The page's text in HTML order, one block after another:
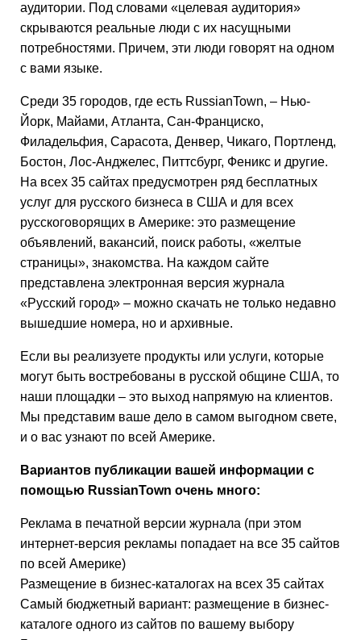
аудитории. Под словами «целевая аудитория»
скрываются реальные люди с их насущными
потребностями. Причем, эти люди говорят на одном
с вами языке.
Среди 35 городов, где есть RussianTown, – Нью-
Йорк, Майами, Атланта, Сан-Франциско,
Филадельфия, Сарасота, Денвер, Чикаго, Портленд,
Бостон, Лос-Анджелес, Питтсбург, Феникс и другие.
На всех 35 сайтах предусмотрен ряд бесплатных
услуг для русского бизнеса в США и для всех
русскоговорящих в Америке: это размещение
объявлений, вакансий, поиск работы, «желтые
страницы», знакомства. На каждом сайте
представлена электронная версия журнала
«Русский город» – можно скачать не только недавно
вышедшие номера, но и архивные.
Если вы реализуете продукты или услуги, которые
могут быть востребованы в русской общине США, то
наши площадки – это выход напрямую на клиентов.
Мы представим ваше дело в самом выгодном свете,
и о вас узнают по всей Америке.
Вариантов публикации вашей информации с
помощью RussianTown очень много:
Реклама в печатной версии журнала (при этом
интернет-версия рекламы попадает на все 35 сайтов
по всей Америке)
Размещение в бизнес-каталогах на всех 35 сайтах
Самый бюджетный вариант: размещение в бизнес-
каталоге одного из сайтов по вашему выбору